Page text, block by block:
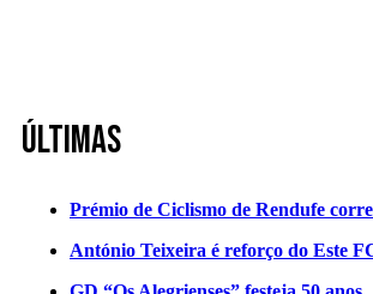
Últimas
Prémio de Ciclismo de Rendufe
António Teixeira é reforço do Este